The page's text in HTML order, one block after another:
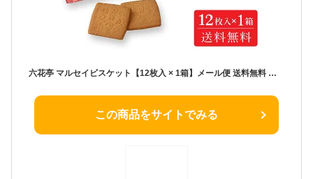
六花亭 マルセイビスケット【12枚入 × 1箱】メール便 送料無料 マルセイシリーズ ギフト プレゼント 紙袋 同梱 バターサンド クッキー 北海道 お土産 定番 バレンタイン ホワイトデー お返し 帯広 退職 お礼 お祝い 個包装 転勤 お礼 お返し 御供 感謝
この商品をサイトでみる